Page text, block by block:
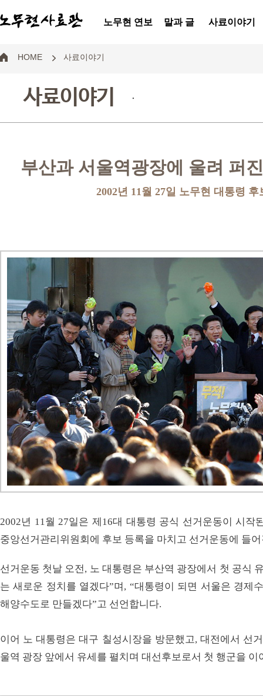
노무현 연보 말과 글 사료이야기
HOME 사료이야기
사료이야기 .
부산과 서울역광장에 울려 퍼
2002년 11월 27일 노무현 대통령
2002년 11월 27일은 제16대 대통령 공식 선거운동이 시작
중앙선거관리위원회에 후보 등록을 마치고 선거운동에 들
선거운동 첫날 오전, 노 대통령은 부산역 광장에서 첫 공식
는 새로운 정치를 열겠다”며, “대통령이 되면 서울은 경제
해양수도로 만들겠다”고 선언합니다.
이어 노 대통령은 대구 칠성시장을 방문했고, 대전에서 선
울역 광장 앞에서 유세를 펼치며 대선후보로서 첫 행군을